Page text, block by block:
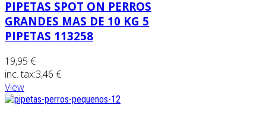
PIPETAS SPOT ON PERROS
GRANDES MAS DE 10 KG 5
PIPETAS 113258
19,95 €
inc. tax:3,46 €
View